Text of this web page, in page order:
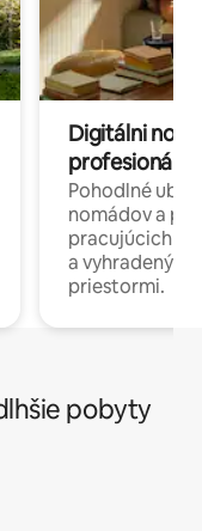
Digitálni
profesionáli
Pohodlné
nomádov a
pracujúcich
a
priestormi.
pobyty